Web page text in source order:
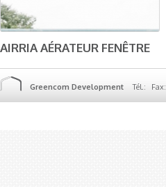
AIRRIA AÉRATEUR FENÊTRE
Greencom Development Tél.: Fax: